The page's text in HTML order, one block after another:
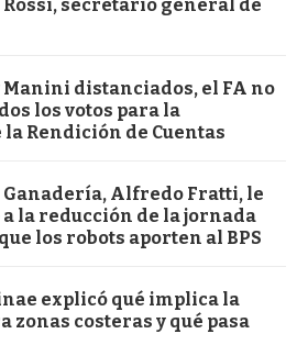
secretario general de
Manini distanciados, el FA no
los votos para la
Rendición de Cuentas
Alfredo Fratti, le
la reducción de la jornada
los robots aporten al BPS
explicó qué implica la
zonas costeras y qué pasa